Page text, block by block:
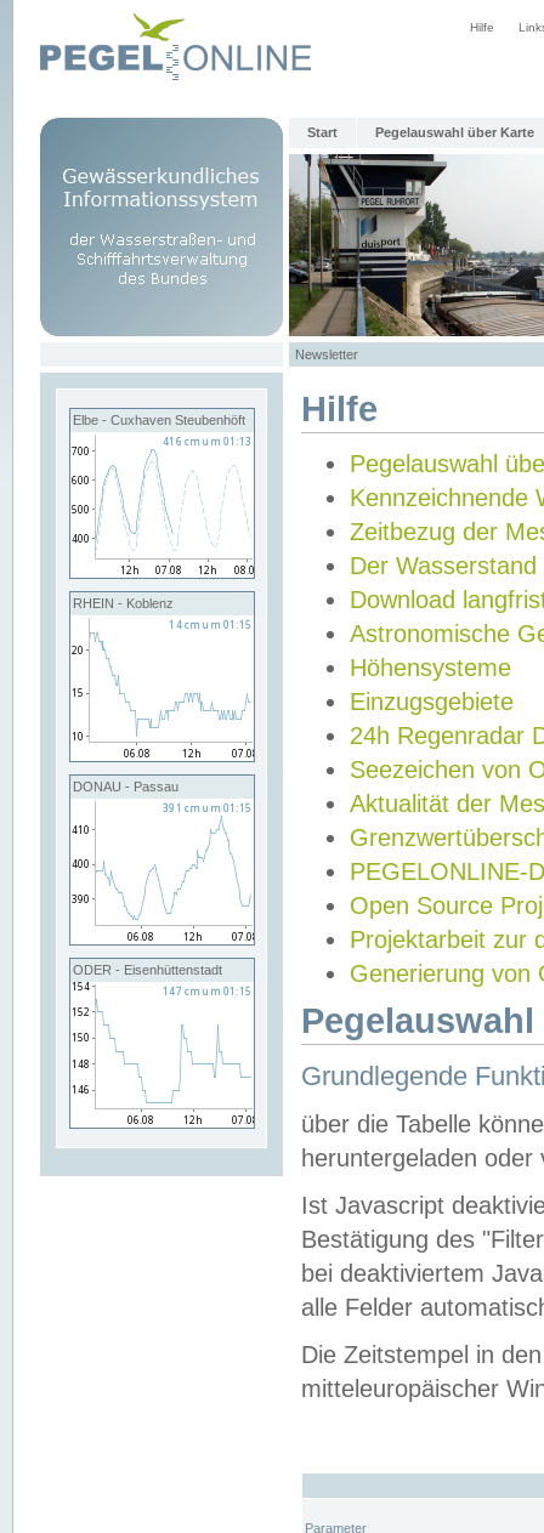
Hilfe
Start Pegelauswahl über Karte
Newsletter
Elbe - Cuxhaven Steubenhöft
RHEIN - Koblenz
DONAU - Passau
ODER - Eisenhüttenstadt
Hilfe
Pegelauswahl
Kennzeichnende
Zeitbezug der
Der Wasserstand
Download
Astronomische
Höhensysteme
Einzugsgebiete
24h Regenradar
Seezeichen von
Aktualität der
PEGELONLINE-
Open Source
Projektarbeit zur
Generierung von
Grundlegende
über die Tabelle
heruntergeladen oder
Ist Javascript
Bestätigung des
bei deaktiviertem
alle Felder
Die Zeitstempel in
mitteleuropäischer
Parameter